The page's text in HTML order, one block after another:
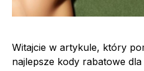
Witajcie w artykule, który
najlepsze kody rabatowe